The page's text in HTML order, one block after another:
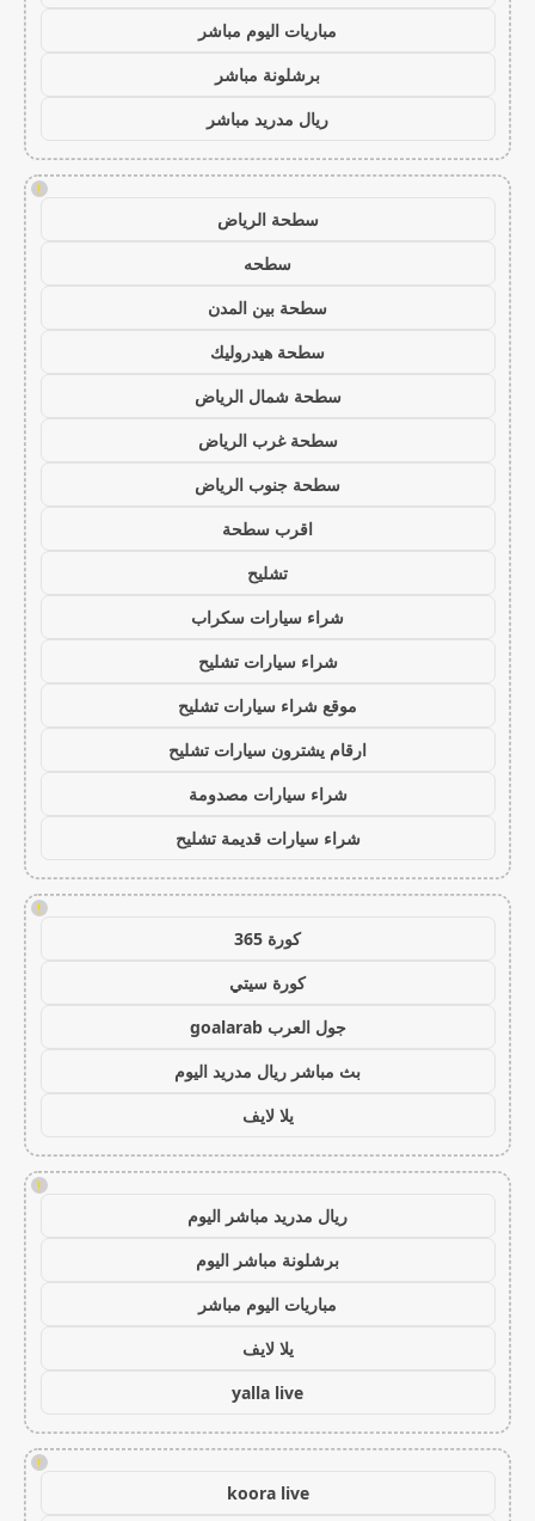
مباريات اليوم مباشر
برشلونة مباشر
ريال مدريد مباشر
!
سطحة الرياض
سطحه
سطحة بين المدن
سطحة هيدروليك
سطحة شمال الرياض
سطحة غرب الرياض
سطحة جنوب الرياض
اقرب سطحة
تشليح
شراء سيارات سكراب
شراء سيارات تشليح
موقع شراء سيارات تشليح
ارقام يشترون سيارات تشليح
شراء سيارات مصدومة
شراء سيارات قديمة تشليح
!
كورة 365
كورة سيتي
جول العرب goalarab
بث مباشر ريال مدريد اليوم
يلا لايف
!
ريال مدريد مباشر اليوم
برشلونة مباشر اليوم
مباريات اليوم مباشر
يلا لايف
yalla live
!
koora live